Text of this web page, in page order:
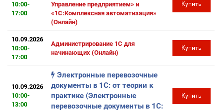
10:00-
17:00
Управление предприятием» и
«1С:Комплексная автоматизация»
(Онлайн)
Купить
10.09.2026
10:00-
17:00
Администрирование 1С для
начинающих (Онлайн)
Купить
10.09.2026
10:00-
13:00
Электронные перевозочные
документы в 1С: от теории к
практике (Электронные
перевозочные документы в 1С:
Купить